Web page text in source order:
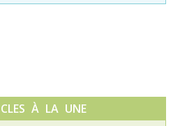
À LA UNE